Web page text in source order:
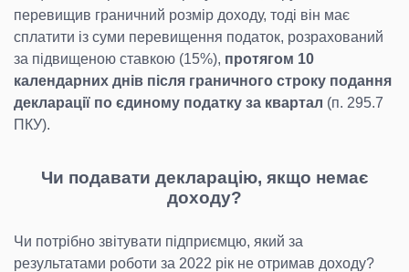
перевищив граничний розмір доходу, тоді він має
сплатити із суми перевищення податок, розрахований
за підвищеною ставкою (15%), протягом 10
календарних днів після граничного строку подання
декларації по єдиному податку за квартал (п. 295.7
ПКУ).
Чи подавати декларацію, якщо немає
доходу?
Чи потрібно звітувати підприємцю, який за
результатами роботи за 2022 рік не отримав доходу?